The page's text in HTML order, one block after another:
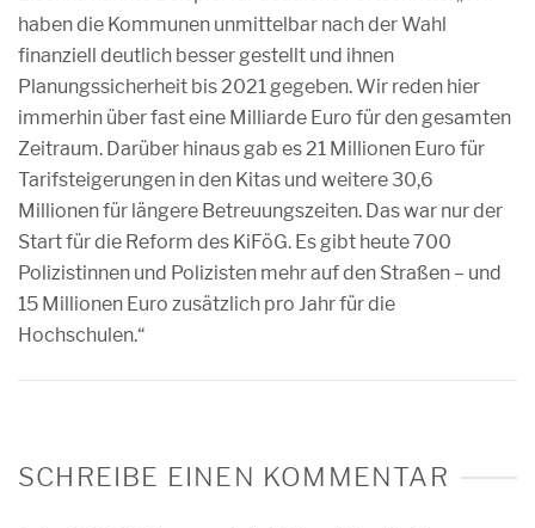
haben die Kommunen unmittelbar nach der Wahl
finanziell deutlich besser gestellt und ihnen
Planungssicherheit bis 2021 gegeben. Wir reden hier
immerhin über fast eine Milliarde Euro für den gesamten
Zeitraum. Darüber hinaus gab es 21 Millionen Euro für
Tarifsteigerungen in den Kitas und weitere 30,6
Millionen für längere Betreuungszeiten. Das war nur der
Start für die Reform des KiFöG. Es gibt heute 700
Polizistinnen und Polizisten mehr auf den Straßen – und
15 Millionen Euro zusätzlich pro Jahr für die
Hochschulen.“
SCHREIBE EINEN KOMMENTAR